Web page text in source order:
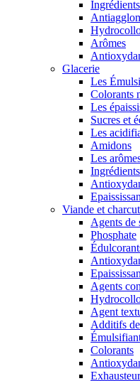
Ingrédients
Arômes
Glacerie
Les
Colorants
Les
Sucres et
Les
Amidons
Les
Ingrédients
Viande et
Agents de
Phosphate
Agents
Agent
Additifs
Colorants